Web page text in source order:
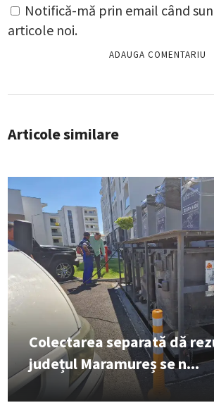
Notifică-mă prin email când
articole noi.
Articole similare
Colectarea separată dă
județul Maramureș se n...